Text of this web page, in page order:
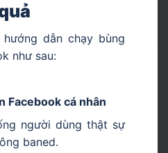
hướng dẫn chạy bùng
như sau:
Facebook cá nhân
người dùng thật sự
baned.